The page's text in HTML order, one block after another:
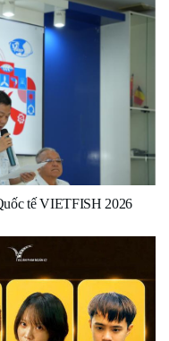
tế VIETFISH 2026